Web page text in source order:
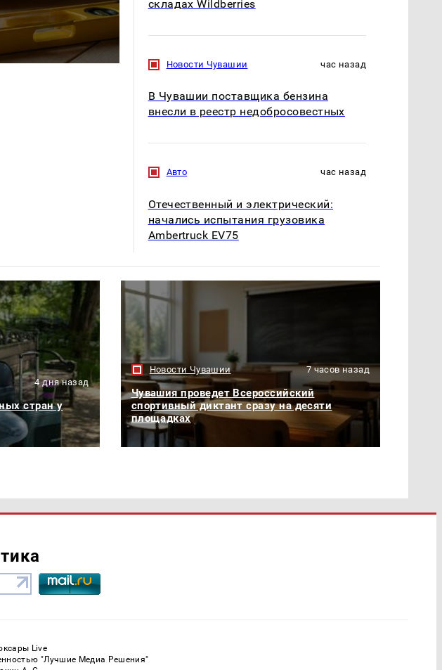
складах Wildberries
Новости Чувашии час назад
В Чувашии поставщика бензина
внесли в реестр недобросовестных
Авто час назад
Отечественный и электрический:
начались испытания грузовика
Ambertruck EV75
4 дня назад
стран у
Новости Чувашии 7 часов назад
Чувашия проведет Всероссийский
спортивный диктант сразу на десяти
площадках
Live
"Лучшие Медиа Решения"